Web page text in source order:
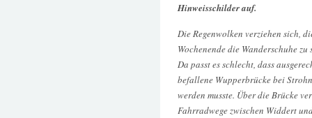
Hinweisschilder auf.
Die Regenwolken verziehen sich,
Wochenende die Wanderschuhe
Da passt es schlecht, dass
befallene Wupperbrücke bei
werden musste. Über die Brücke
Fahrradwege zwischen Widdert